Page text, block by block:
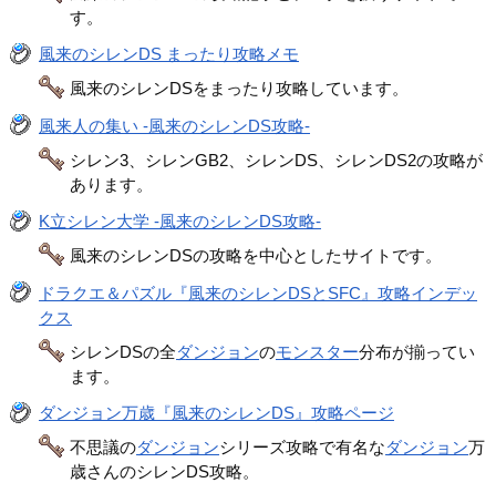
す。
風来のシレンDS まったり攻略メモ
風来のシレンDSをまったり攻略しています。
風来人の集い -風来のシレンDS攻略-
シレン3、シレンGB2、シレンDS、シレンDS2の攻略が
あります。
K立シレン大学 -風来のシレンDS攻略-
風来のシレンDSの攻略を中心としたサイトです。
ドラクエ＆パズル『風来のシレンDSとSFC』攻略インデッ
クス
シレンDSの全ダンジョンのモンスター分布が揃ってい
ます。
ダンジョン万歳『風来のシレンDS』攻略ページ
不思議のダンジョンシリーズ攻略で有名なダンジョン万
歳さんのシレンDS攻略。